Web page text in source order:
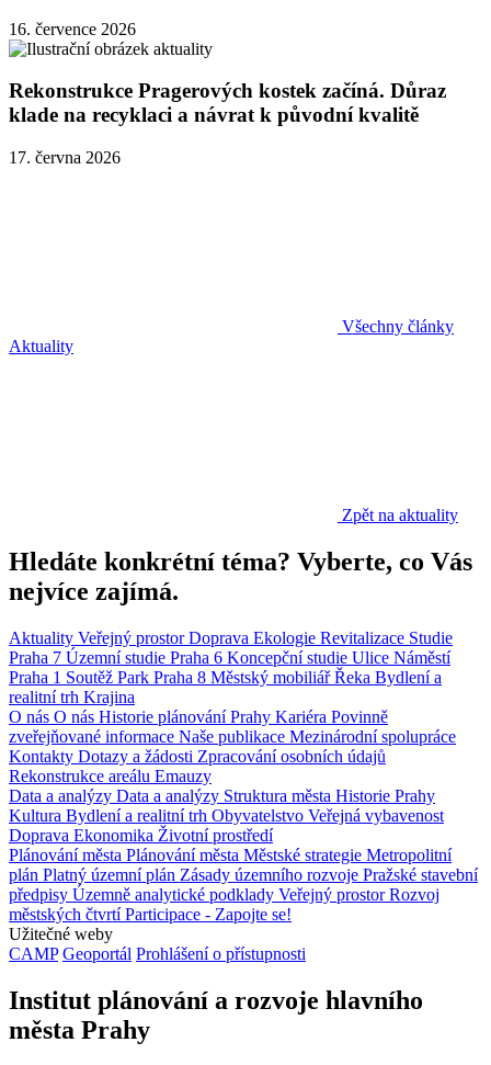
16. července 2026
Rekonstrukce Pragerových kostek začíná. Důraz
klade na recyklaci a návrat k původní kvalitě
17. června 2026
Všechny články
Aktuality
Zpět na aktuality
Hledáte konkrétní téma? Vyberte, co Vás
nejvíce zajímá.
Aktuality Veřejný prostorDoprava Ekologie Revitalizace Studie
Praha 7 Územní studie Praha 6 Koncepční studie Ulice Náměstí
Praha 1 Soutěž Park Praha 8 Městský mobiliářŘeka Bydlení a
realitní trh Krajina
O nás O nás Historie plánování Prahy Kariéra Povinně
zveřejňované informace Naše publikace Mezinárodní spolupráce
Kontakty Dotazy a žádosti Zpracování osobních údajů
Rekonstrukce areálu Emauzy
Data a analýzy Data a analýzy Struktura města Historie Prahy
Kultura Bydlení a realitní trh Obyvatelstvo Veřejná vybavenost
Doprava Ekonomika Životní prostředí
Plánování města Plánování města Městské strategie Metropolitní
plán Platný územní plán Zásady územního rozvoje Pražské stavební
předpisy Územně analytické podklady Veřejný prostorRozvoj
městských čtvrtíParticipace - Zapojte se!
Užitečné weby
CAMP Geoportál Prohlášení o přístupnosti
Institut plánování a rozvoje hlavního
města Prahy